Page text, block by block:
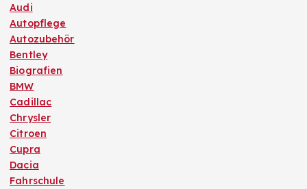
Audi
Autopflege
Autozubehör
Bentley
Biografien
BMW
Cadillac
Chrysler
Citroen
Cupra
Dacia
Fahrschule